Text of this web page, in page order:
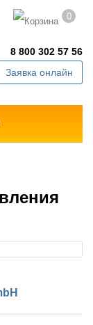
0
8 800 302 57 56
Заявка онлайн